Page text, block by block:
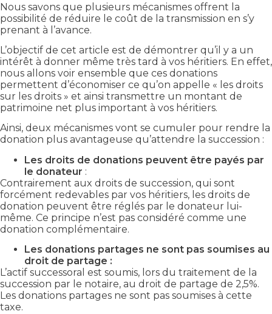
Nous savons que plusieurs mécanismes offrent la
possibilité de réduire le coût de la transmission en s’y
prenant à l’avance.
L’objectif de cet article est de démontrer qu’il y a un
intérêt à donner même très tard à vos héritiers. En effet,
nous allons voir ensemble que ces donations
permettent d’économiser ce qu’on appelle « les droits
sur les droits » et ainsi transmettre un montant de
patrimoine net plus important à vos héritiers.
Ainsi, deux mécanismes vont se cumuler pour rendre la
donation plus avantageuse qu’attendre la succession :
Les droits de donations peuvent être payés par
le donateur :
Contrairement aux droits de succession, qui sont
forcément redevables par vos héritiers, les droits de
donation peuvent être réglés par le donateur lui-
même. Ce principe n’est pas considéré comme une
donation complémentaire.
Les donations partages ne sont pas soumises au
droit de partage :
L’actif successoral est soumis, lors du traitement de la
succession par le notaire, au droit de partage de 2,5%.
Les donations partages ne sont pas soumises à cette
taxe.